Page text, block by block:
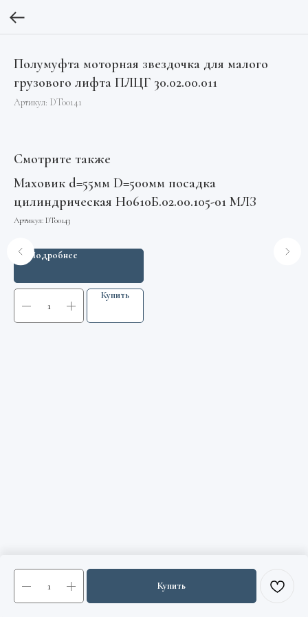
Полумуфта моторная звездочка для малого
грузового лифта ПЛЦГ 30.02.00.011
Артикул: DT00141
Купить
Смотрите также
Маховик d=55мм D=500мм посадка
цилиндрическая Н0610Б.02.00.105-01 МЛЗ
Артикул: DT00143
Подробнее
Купить